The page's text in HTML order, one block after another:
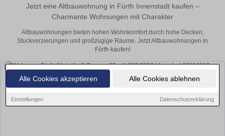
Alle Cookies akzeptieren Alle Cookies ablehnen
Einstellungen Datenschutzerklärung
Jetzt eine Altbauwohnung in Fürth Innenstadt kaufen –
Charmante Wohnungen mit Charakter
Altbauwohnungen bieten hohen Wohnkomfort durch hohe Decken,
Stuckverzierungen und großzügige Räume. Jetzt Altbauwohnungen in
Fürth kaufen!